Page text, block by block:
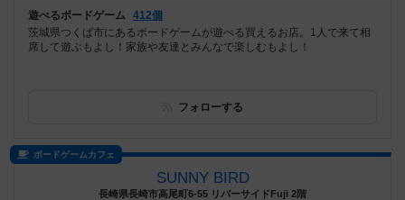
遊べるボードゲーム 412個
茨城県つくば市にあるボードゲームが遊べる買えるお店。1人で来て相
席して遊ぶもよし！家族や友達とみんなで楽しむもよし！
フォローする
ボードゲームカフェ
SUNNY BIRD
長崎県長崎市高尾町6-55 リバーサイドFuji 2階